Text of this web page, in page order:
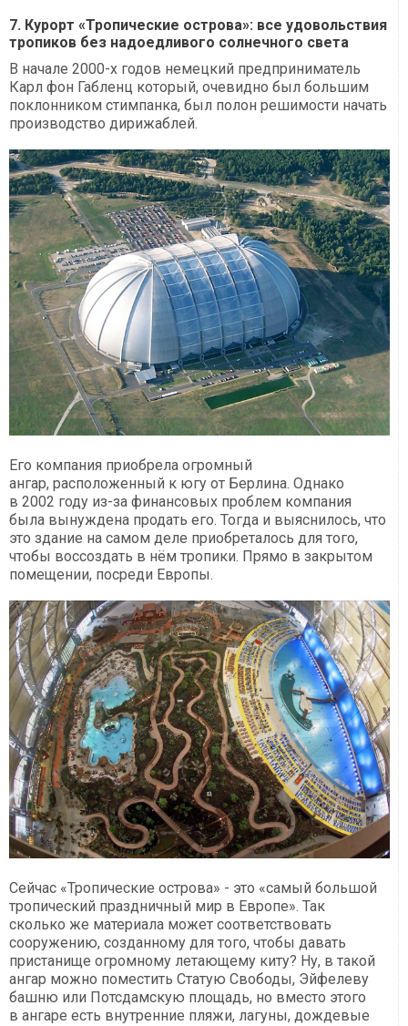
7. Курорт «Тропические острова»: все удовольствия
тропиков без надоедливого солнечного света
В начале 2000-х годов немецкий предприниматель
Карл фон Габленц который, очевидно был большим
поклонником стимпанка, был полон решимости начать
производство дирижаблей.
Его компания приобрела огромный
ангар, расположенный к югу от Берлина. Однако
в 2002 году из-за финансовых проблем компания
была вынуждена продать его. Тогда и выяснилось, что
это здание на самом деле приобреталось для того,
чтобы воссоздать в нём тропики. Прямо в закрытом
помещении, посреди Европы.
Сейчас «Тропические острова» - это «самый большой
тропический праздничный мир в Европе». Так
сколько же материала может соответствовать
сооружению, созданному для того, чтобы давать
пристанище огромному летающему киту? Ну, в такой
ангар можно поместить Статую Свободы, Эйфелеву
башню или Потсдамскую площадь, но вместо этого
в ангаре есть внутренние пляжи, лагуны, дождевые